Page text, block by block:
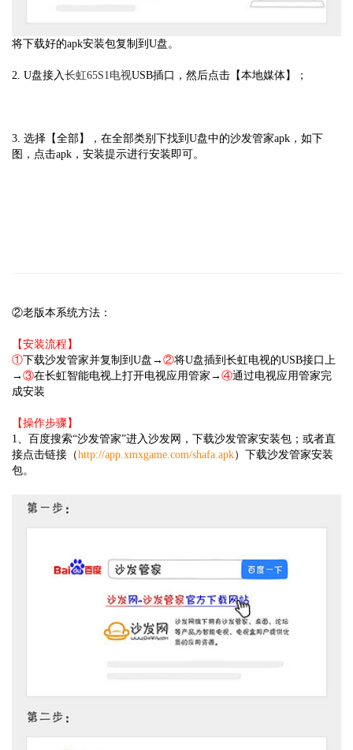
将下载好的apk安装包复制到U盘。
2. U盘接入长虹65S1电视USB插口，然后点击【本地媒体】；
3. 选择【全部】，在全部类别下找到U盘中的沙发管家apk，如下
图，点击apk，安装提示进行安装即可。
②老版本系统方法：
【安装流程】
①下载沙发管家并复制到U盘→ ②将U盘插到长虹电视的USB接口上
→ ③在长虹智能电视上打开电视应用管家→ ④通过电视应用管家完
成安装
【操作步骤】
1、百度搜索“沙发管家”进入沙发网，下载沙发管家安装包；或者直
接点击链接（http://app.xmxgame.com/shafa.apk）下载沙发管家安装
包。